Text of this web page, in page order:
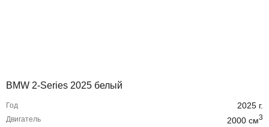
BMW 2-Series 2025 белый
Год 2025 г.
Двигатель 2000 cм3